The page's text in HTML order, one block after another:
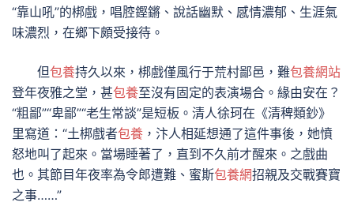
“靠山吼”的梆戲，唱腔鏗鏘、說話幽默、感情濃郁、生涯氣
味濃烈，在鄉下頗受接待。
但包養持久以來，梆戲僅風行于荒村鄙邑，難包養網站
登年夜雅之堂，甚包養至沒有固定的表演場合。緣由安在？
“粗鄙”“卑鄙”“老生常談”是短板。清人徐珂在《清稗類鈔》
里寫道：“土梆戲者包養 ，汴人相延想通了這件事後，她憤
怒地叫了起來。當場睡著了，直到不久前才醒來。之戲曲
也。其節目年夜率為令郎遭難、蜜斯包養網招親及交戰賽寶
之事……”